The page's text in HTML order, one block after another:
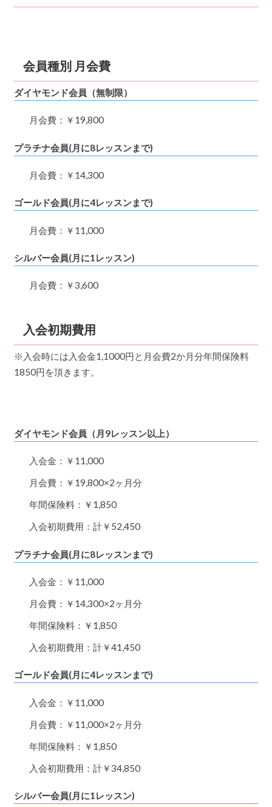
会員種別 月会費
ダイヤモンド会員（無制限）
月会費：￥19,800
プラチナ会員(月に8レッスンまで)
月会費：￥14,300
ゴールド会員(月に4レッスンまで)
月会費：￥11,000
シルバー会員(月に1レッスン)
月会費：￥3,600
入会初期費用
※入会時には入会金1,1000円と月会費2か月分年間保険料
1850円を頂きます。
ダイヤモンド会員（月9レッスン以上）
入会金：￥11,000
月会費：￥19,800×2ヶ月分
年間保険料：￥1,850
入会初期費用：計￥52,450
プラチナ会員(月に8レッスンまで)
入会金：￥11,000
月会費：￥14,300×2ヶ月分
年間保険料：￥1,850
入会初期費用：計￥41,450
ゴールド会員(月に4レッスンまで)
入会金：￥11,000
月会費：￥11,000×2ヶ月分
年間保険料：￥1,850
入会初期費用：計￥34,850
シルバー会員(月に1レッスン)